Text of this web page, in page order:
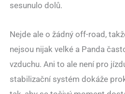
sesunulo dolů.
Nejde ale o žádný off-road,
nejsou nijak velké a Panda
vzduchu. Ani to ale není pro
stabilizační systém dokáže